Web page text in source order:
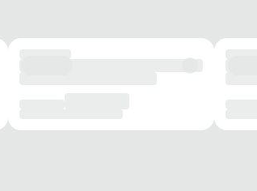
acessório indispensável para mulheres que
autêntico e organizado em qualquer momento da